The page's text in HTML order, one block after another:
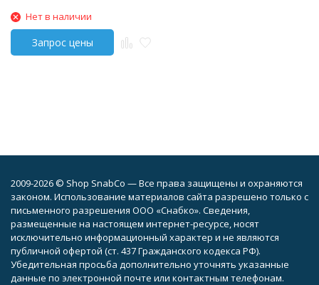
Нет в наличии
2009-2026 © Shop SnabCo — Все права защищены и охраняются
законом. Использование материалов сайта разрешено только с
письменного разрешения ООО «Снабко». Сведения,
размещенные на настоящем интернет-ресурсе, носят
исключительно информационный характер и не являются
публичной офертой (ст. 437 Гражданского кодекса РФ).
Убедительная просьба дополнительно уточнять указанные
данные по электронной почте или контактным телефонам.